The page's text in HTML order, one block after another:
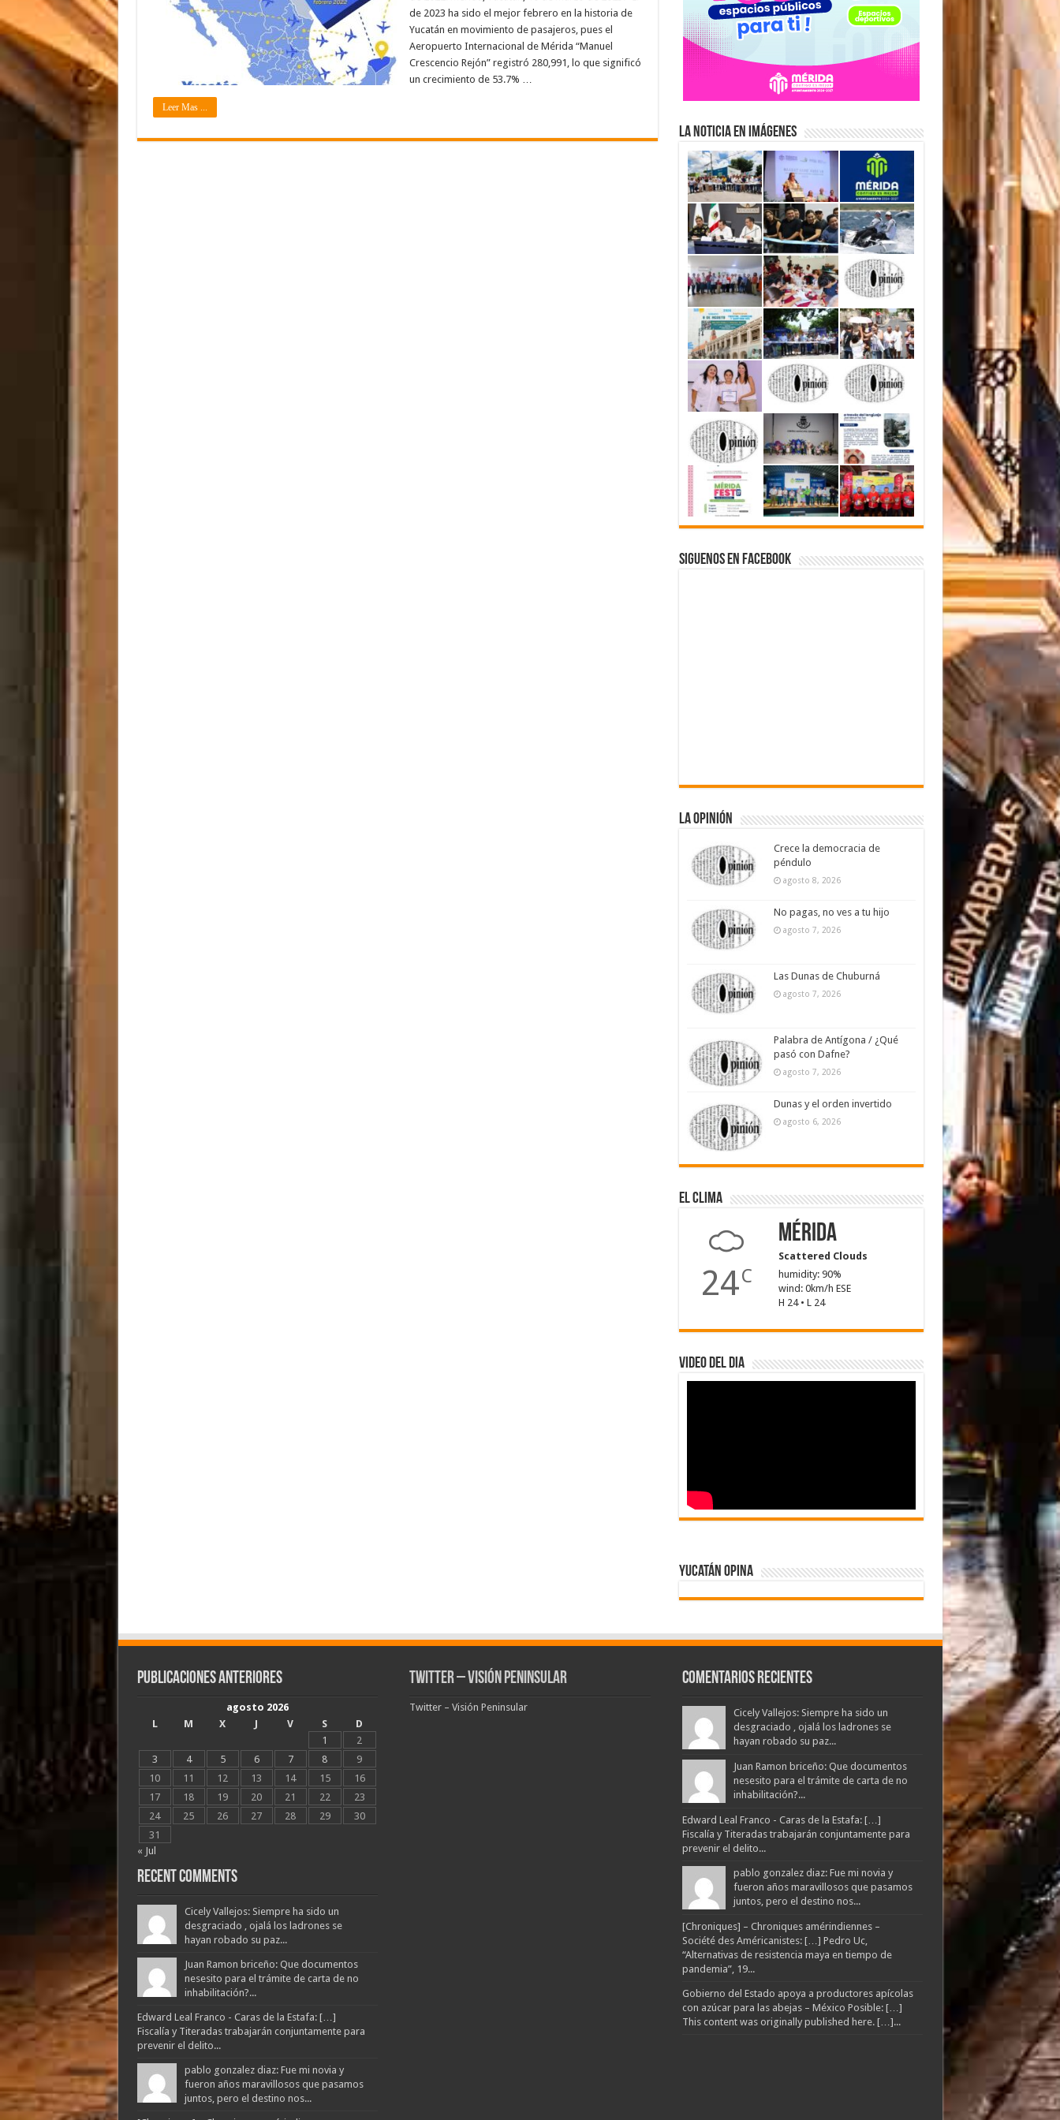
de 2023 ha sido el mejor febrero en la historia de
Yucatán en movimiento de pasajeros, pues el
Aeropuerto Internacional de Mérida “Manuel
Crescencio Rejón” registró 280,991, lo que significó
un crecimiento de 53.7% …
Leer Mas ...
La Noticia en Imágenes
Siguenos en Facebook
La Opinión
Crece la democracia de
péndulo
agosto 8, 2026
No pagas, no ves a tu hijo
agosto 7, 2026
Las Dunas de Chuburná
agosto 7, 2026
Palabra de Antígona / ¿Qué
pasó con Dafne?
agosto 7, 2026
Dunas y el orden invertido
agosto 6, 2026
El Clima
24C
Mérida
Scattered Clouds
humidity: 90%
wind: 0km/h ESE
H 24 • L 24
Video del dia
Yucatán Opina
Publicaciones Anteriores
agosto 2026
L
M X J V S
D
1
2
3
4 5 6 7 8
9
10
11 12 13 14 15
16
17
18 19 20 21 22
23
24
25 26 27 28 29
30
31
« Jul
Recent Comments
Cicely Vallejos: Siempre ha sido un
desgraciado , ojalá los ladrones se
hayan robado su paz...
Juan Ramon briceño: Que documentos
nesesito para el trámite de carta de no
inhabilitación?...
Edward Leal Franco - Caras de la Estafa: […]
Fiscalía y Titeradas trabajarán conjuntamente para
prevenir el delito...
pablo gonzalez diaz: Fue mi novia y
fueron años maravillosos que pasamos
juntos, pero el destino nos...
Twitter – Visión Peninsular
Twitter – Visión Peninsular
Comentarios Recientes
Cicely Vallejos: Siempre ha sido un
desgraciado , ojalá los ladrones se
hayan robado su paz...
Juan Ramon briceño: Que documentos
nesesito para el trámite de carta de no
inhabilitación?...
Edward Leal Franco - Caras de la Estafa: […]
Fiscalía y Titeradas trabajarán conjuntamente para
prevenir el delito...
pablo gonzalez diaz: Fue mi novia y
fueron años maravillosos que pasamos
juntos, pero el destino nos...
[Chroniques] – Chroniques amérindiennes –
Société des Américanistes: […] Pedro Uc,
“Alternativas de resistencia maya en tiempo de
pandemia”, 19...
Gobierno del Estado apoya a productores apícolas
con azúcar para las abejas – México Posible: […]
This content was originally published here. […]...